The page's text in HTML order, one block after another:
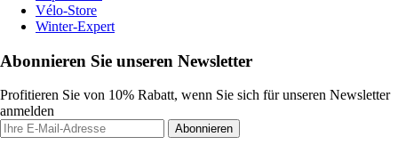
Vélo-Store
Winter-Expert
Abonnieren Sie unseren Newsletter
Profitieren Sie von 10% Rabatt, wenn Sie sich für unseren Newsletter
anmelden
Abonnieren